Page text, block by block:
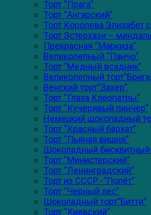
Торт “Прага”
Торт “Ангарский”
Торт Королева Элизабет
Торт Эстерхази –
Прекрасная “Маркиза”
Великолепный “Панчо”
Торт “Медный всадник”
Великолепный
Венский торт”Захер”
Торт “Глаза Клеопатры”
Торт “Кучерявый пинчер”
Немецкий шоколадный
Торт “Красный бархат”
Торт “Пьяная вишня”
Шоколадный бисквитный
Торт “Министерский”
Торт “Ленинградский”
Торт из СССР -“Полёт”
Торт “Черный лес”
Шоколадный торт”Битти”
Торт “Киевский”